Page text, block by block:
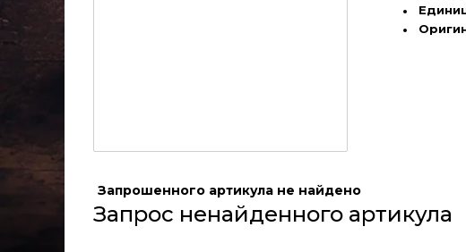
Запрошенного артикула не найдено
Запрос ненайденного артикула